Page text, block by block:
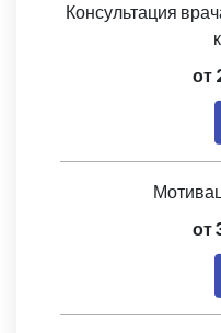
Консультация
от
от